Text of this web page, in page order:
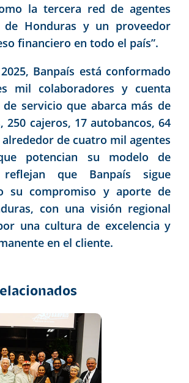
la tercera red de agentes
de Honduras y un proveedor
financiero en todo el país”.
Banpaís está conformado
mil colaboradores y cuenta
servicio que abarca más de
250 cajeros, 17 autobancos, 64
de cuatro mil agentes
potencian su modelo de
que Banpaís sigue
su compromiso y aporte de
con una visión regional
una cultura de excelencia y
en el cliente.